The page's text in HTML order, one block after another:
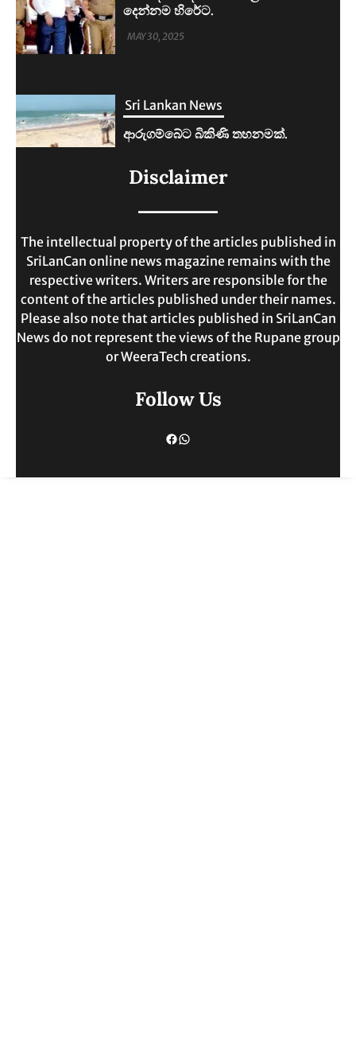
ආරුගම්බේට බිකිණි තහනමක්.
MAY 30, 2025
Sri Lankan News
ඉහළට.
Disclaimer
The intellectual property of the articles published in
SriLanCan online news magazine remains with the
respective writers. Writers are responsible for the
content of the articles published under their names.
Please also note that articles published in SriLanCan
News do not represent the views of the Rupane group
or WeeraTech creations.
Follow Us
Facebook
WhatsApp